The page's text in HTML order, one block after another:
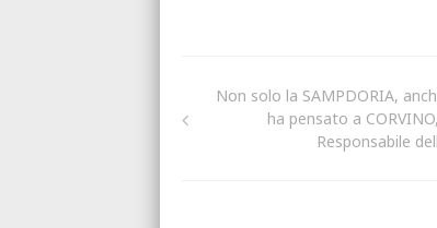
Non solo la SAMPDORIA,
ha pensato a
Responsabile